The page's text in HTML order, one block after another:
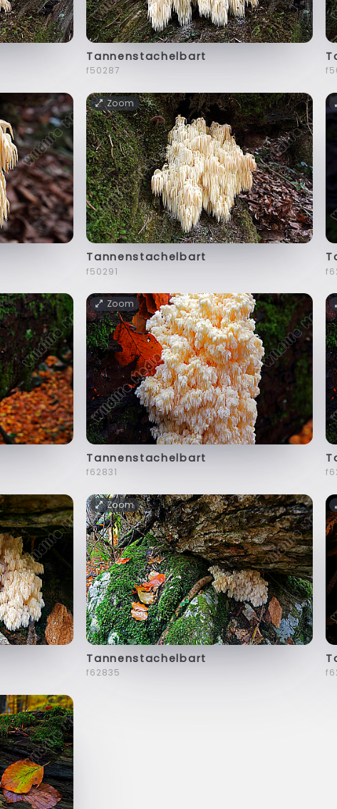
Tannenstachelbart
f50287
Zoom
Tannenstachelbart
f50291
Zoom
Tannenstachelbart
f62831
Zoom
Tannenstachelbart
f62835